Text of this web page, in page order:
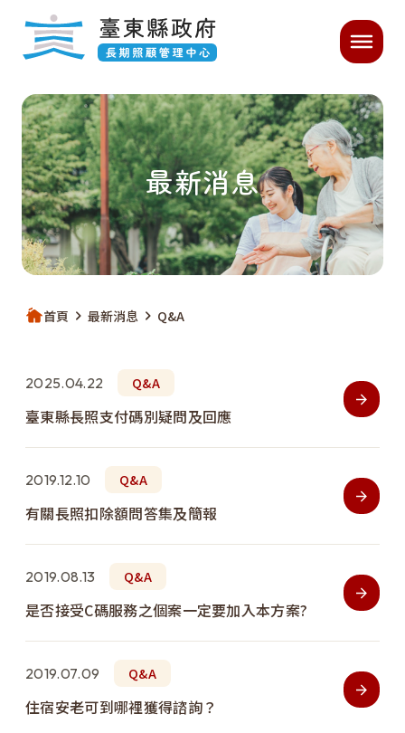
跳過頁首直接到內容
主要內容開始
最新消息
首頁 最新消息 Q&A
2025.04.22 Q&A
臺東縣長照支付碼別疑問及回應
2019.12.10 Q&A
有關長照扣除額問答集及簡報
2019.08.13 Q&A
是否接受C碼服務之個案一定要加入本方案?
2019.07.09 Q&A
住宿安老可到哪裡獲得諮詢？